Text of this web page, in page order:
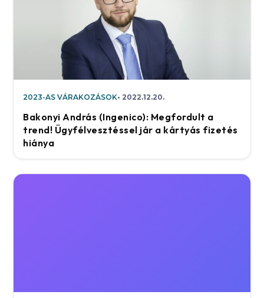
2023-AS VÁRAKOZÁSOK 2022.12.20.
Bakonyi András (Ingenico): Megfordult a
trend! Ügyfélvesztéssel jár a kártyás fizetés
hiánya